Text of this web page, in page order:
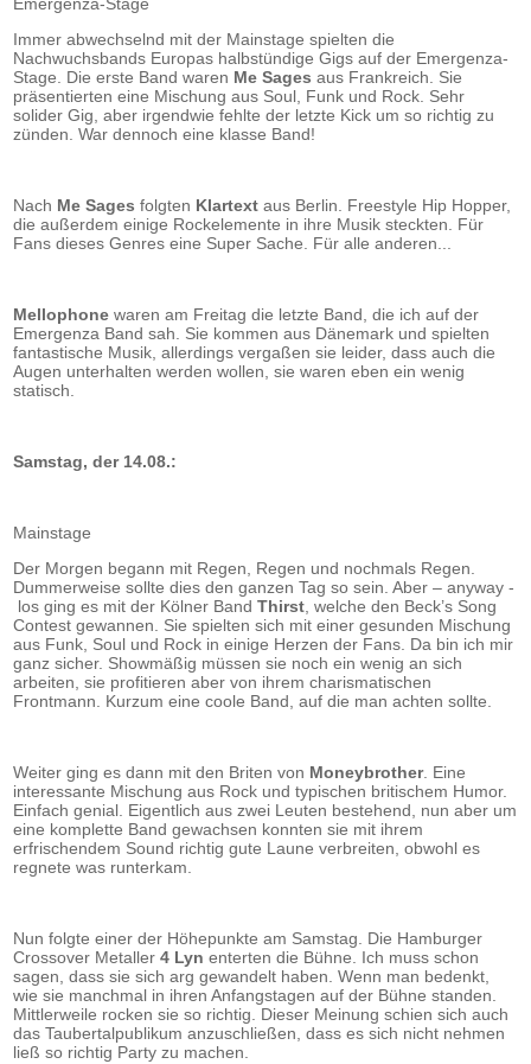
Emergenza-Stage
Immer abwechselnd mit der Mainstage spielten die
Nachwuchsbands Europas halbstündige Gigs auf der Emergenza-
Stage. Die erste Band waren Me Sages aus Frankreich. Sie
präsentierten eine Mischung aus Soul, Funk und Rock. Sehr
solider Gig, aber irgendwie fehlte der letzte Kick um so richtig zu
zünden. War dennoch eine klasse Band!
Nach Me Sages folgten Klartext aus Berlin. Freestyle Hip Hopper,
die außerdem einige Rockelemente in ihre Musik steckten. Für
Fans dieses Genres eine Super Sache. Für alle anderen...
Mellophone waren am Freitag die letzte Band, die ich auf der
Emergenza Band sah. Sie kommen aus Dänemark und spielten
fantastische Musik, allerdings vergaßen sie leider, dass auch die
Augen unterhalten werden wollen, sie waren eben ein wenig
statisch.
Samstag, der 14.08.:
Mainstage
Der Morgen begann mit Regen, Regen und nochmals Regen.
Dummerweise sollte dies den ganzen Tag so sein. Aber – anyway -
los ging es mit der Kölner BandThirst, welche den Beck’s Song
Contest gewannen. Sie spielten sich mit einer gesunden Mischung
aus Funk, Soul und Rock in einige Herzen der Fans. Da bin ich mir
ganz sicher. Showmäßig müssen sie noch ein wenig an sich
arbeiten, sie profitieren aber von ihrem charismatischen
Frontmann. Kurzum eine coole Band, auf die man achten sollte.
Weiter ging es dann mit den Briten von Moneybrother. Eine
interessante Mischung aus Rock und typischen britischem Humor.
Einfach genial. Eigentlich aus zwei Leuten bestehend, nun aber um
eine komplette Band gewachsen konnten sie mit ihrem
erfrischendem Sound richtig gute Laune verbreiten, obwohl es
regnete was runterkam.
Nun folgte einer der Höhepunkte am Samstag. Die Hamburger
Crossover Metaller4 Lynenterten die Bühne. Ich muss schon
sagen, dass sie sich arg gewandelt haben. Wenn man bedenkt,
wie sie manchmal in ihren Anfangstagen auf der Bühne standen.
Mittlerweile rocken sie so richtig. Dieser Meinung schien sich auch
das Taubertalpublikum anzuschließen, dass es sich nicht nehmen
ließ so richtig Party zu machen.